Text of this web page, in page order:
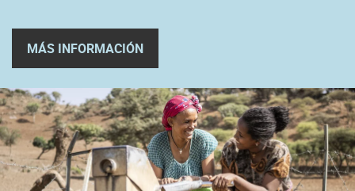
MÁS INFORMACIÓN